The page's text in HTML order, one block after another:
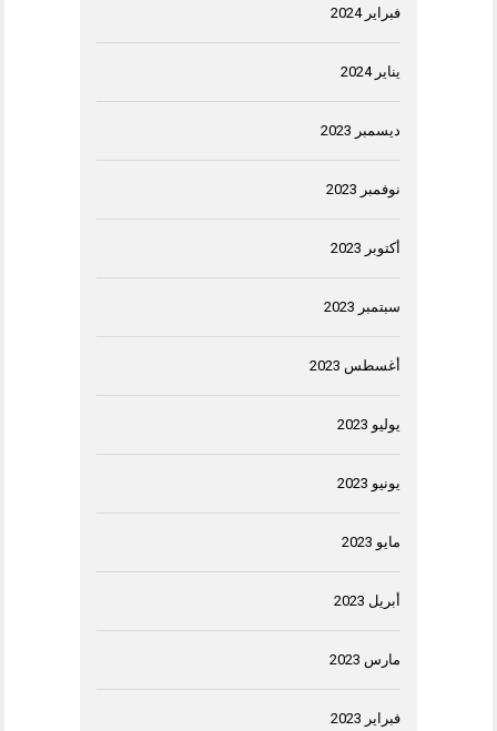
فبراير 2024
يناير 2024
ديسمبر 2023
نوفمبر 2023
أكتوبر 2023
سبتمبر 2023
أغسطس 2023
يوليو 2023
يونيو 2023
مايو 2023
أبريل 2023
مارس 2023
فبراير 2023